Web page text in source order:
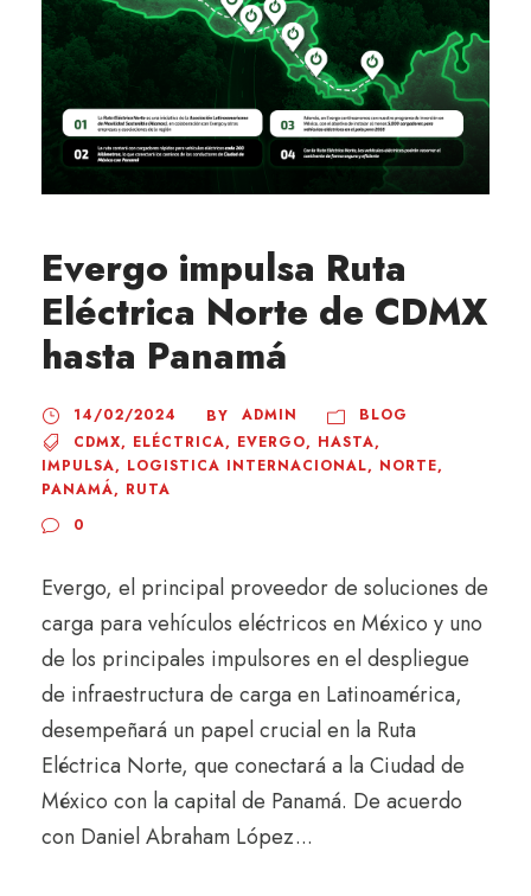
Evergo impulsa Ruta
Eléctrica Norte de CDMX
hasta Panamá
14/02/2024 BY ADMIN
BLOG
CDMX, ELÉCTRICA, EVERGO, HASTA,
IMPULSA, LOGISTICA INTERNACIONAL, NORTE,
PANAMÁ, RUTA
0
Evergo, el principal proveedor de soluciones de
carga para vehículos eléctricos en México y uno
de los principales impulsores en el despliegue
de infraestructura de carga en Latinoamérica,
desempeñará un papel crucial en la Ruta
Eléctrica Norte, que conectará a la Ciudad de
México con la capital de Panamá. De acuerdo
con Daniel Abraham López...